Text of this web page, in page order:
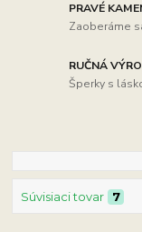
PRAVÉ
Zaoberáme
RUČNÁ
Šperky s
Súvisiaci tovar 7